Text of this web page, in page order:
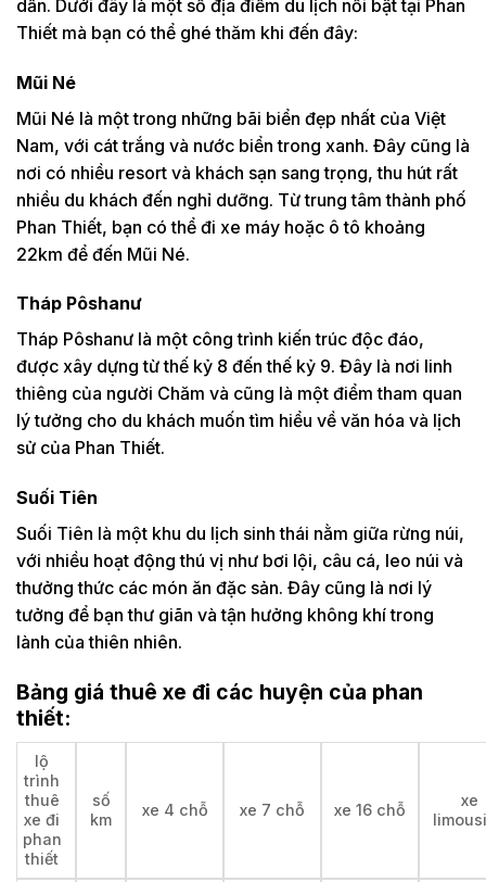
dẫn. Dưới đây là một số địa điểm du lịch nổi bật tại Phan
Thiết mà bạn có thể ghé thăm khi đến đây:
Mũi Né
Mũi Né là một trong những bãi biển đẹp nhất của Việt
Nam, với cát trắng và nước biển trong xanh. Đây cũng là
nơi có nhiều resort và khách sạn sang trọng, thu hút rất
nhiều du khách đến nghỉ dưỡng. Từ trung tâm thành phố
Phan Thiết, bạn có thể đi xe máy hoặc ô tô khoảng
22km để đến Mũi Né.
Tháp Pôshanư
Tháp Pôshanư là một công trình kiến trúc độc đáo,
được xây dựng từ thế kỷ 8 đến thế kỷ 9. Đây là nơi linh
thiêng của người Chăm và cũng là một điểm tham quan
lý tưởng cho du khách muốn tìm hiểu về văn hóa và lịch
sử của Phan Thiết.
Suối Tiên
Suối Tiên là một khu du lịch sinh thái nằm giữa rừng núi,
với nhiều hoạt động thú vị như bơi lội, câu cá, leo núi và
thưởng thức các món ăn đặc sản. Đây cũng là nơi lý
tưởng để bạn thư giãn và tận hưởng không khí trong
lành của thiên nhiên.
Bảng giá thuê xe đi các huyện của phan
thiết:
lộ
trình
thuê
xe đi
phan
thiết
số
km
xe 4 chỗ xe 7 chỗ xe 16 chỗ
xe